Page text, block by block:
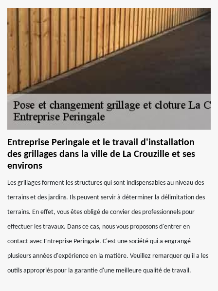
Entreprise Peringale et le travail d'installation
des grillages dans la ville de La Crouzille et ses
environs
Les grillages forment les structures qui sont indispensables au niveau des
terrains et des jardins. Ils peuvent servir à déterminer la délimitation des
terrains. En effet, vous êtes obligé de convier des professionnels pour
effectuer les travaux. Dans ce cas, nous vous proposons d'entrer en
contact avec Entreprise Peringale. C'est une société qui a engrangé
plusieurs années d'expérience en la matière. Veuillez remarquer qu'il a les
outils appropriés pour la garantie d'une meilleure qualité de travail.